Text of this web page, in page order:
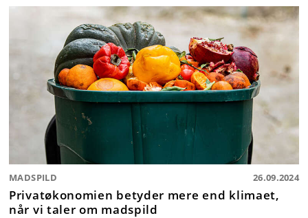
MADSPILD 26.09.2024
Privatøkonomien betyder mere end klimaet,
når vi taler om madspild